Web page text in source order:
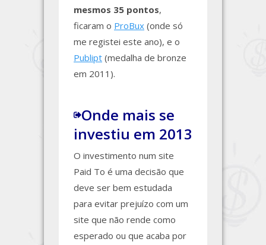
mesmos 35 pontos,
ficaram o ProBux (onde só
me registei este ano), e o
Publipt (medalha de bronze
em 2011).
Onde mais se
investiu em 2013
O investimento num site
Paid To é uma decisão que
deve ser bem estudada
para evitar prejuízo com um
site que não rende como
esperado ou que acaba por